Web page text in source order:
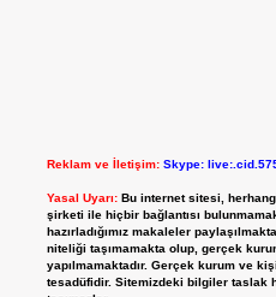
Reklam ve İletişim: Skype:
Yasal Uyarı: Bu internet sitesi,
şirketi ile hiçbir bağlantısı
hazırladığımız makaleler
niteliği taşımamakta olup, gerçek
yapılmamaktadır. Gerçek kurum ve
tesadüfidir. Sitemizdeki bilgiler taslak